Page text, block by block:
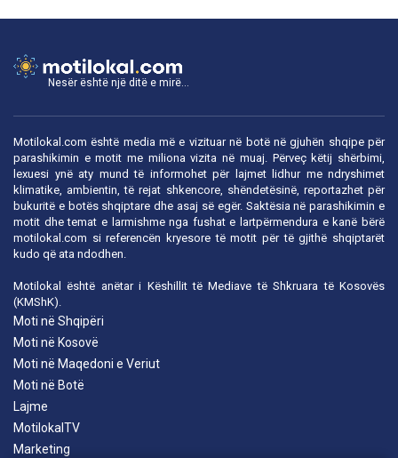
Nesër është një ditë e mirë...
Motilokal.com është media më e vizituar në botë në gjuhën shqipe për
parashikimin e motit me miliona vizita në muaj. Përveç këtij shërbimi,
lexuesi ynë aty mund të informohet për lajmet lidhur me ndryshimet
klimatike, ambientin, të rejat shkencore, shëndetësinë, reportazhet për
bukuritë e botës shqiptare dhe asaj së egër. Saktësia në parashikimin e
motit dhe temat e larmishme nga fushat e lartpërmendura e kanë bërë
motilokal.com si referencën kryesore të motit për të gjithë shqiptarët
kudo që ata ndodhen.
Motilokal është anëtar i Këshillit të Mediave të Shkruara të Kosovës
(KMShK).
Moti në Shqipëri
Moti në Kosovë
Moti në Maqedoni e Veriut
Moti në Botë
Lajme
MotilokalTV
Marketing